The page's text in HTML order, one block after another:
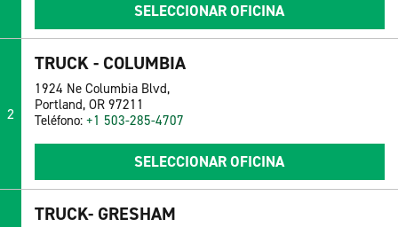
SELECCIONAR OFICINA
2
TRUCK - COLUMBIA
1924 Ne Columbia Blvd,
Portland, OR 97211
Teléfono: +1 503-285-4707
SELECCIONAR OFICINA
TRUCK- GRESHAM